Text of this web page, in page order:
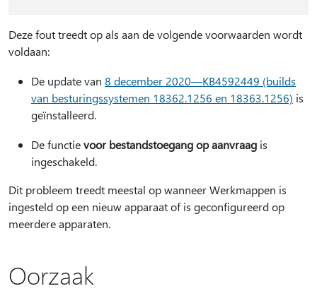
Deze fout treedt op als aan de volgende voorwaarden wordt
voldaan:
De update van 8 december 2020—KB4592449 (builds
van besturingssystemen 18362.1256 en 18363.1256) is
geïnstalleerd.
De functievoor bestandstoegang op aanvraag is
ingeschakeld.
Dit probleem treedt meestal op wanneer Werkmappen is
ingesteld op een nieuw apparaat of is geconfigureerd op
meerdere apparaten.
Oorzaak